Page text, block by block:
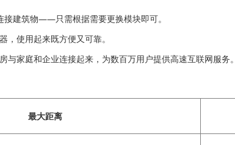
接建筑物——只需根据需要更换模块即可。
使用起来既方便又可靠。
家庭和企业连接起来，为数百万用户提供高速互联网服务。
最大距离